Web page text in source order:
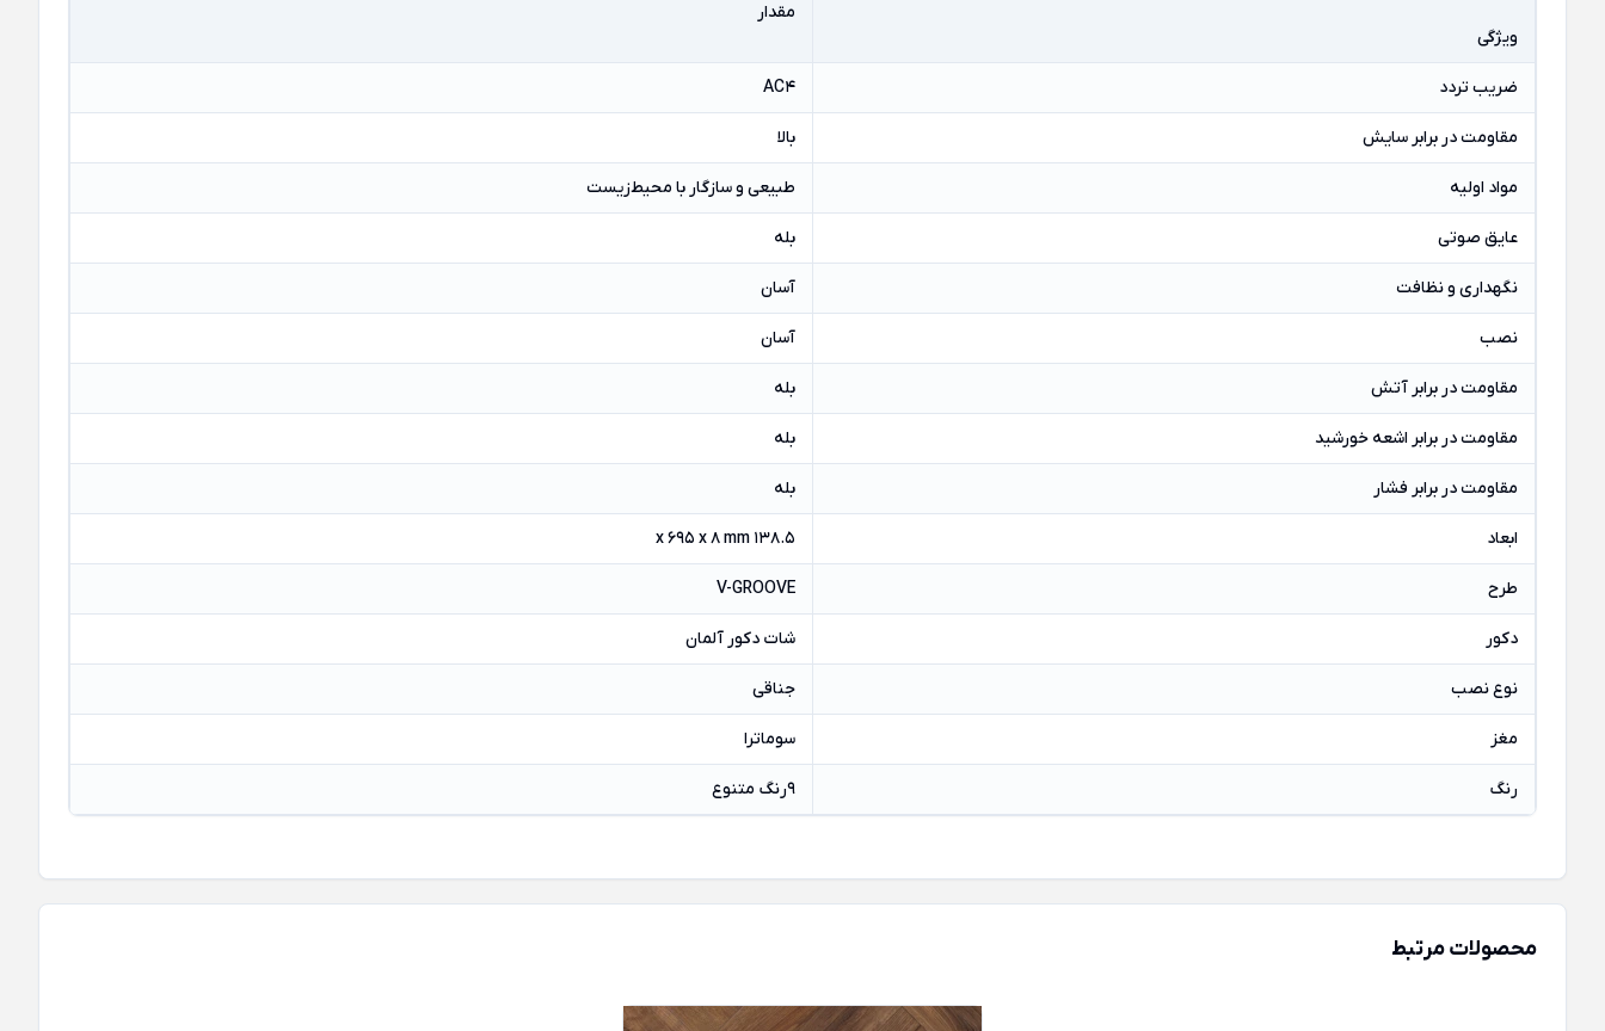
ویژگی
مقدار
ضریب تردد AC4
مقاومت در برابر سایش بالا
مواد اولیه طبیعی و سازگار با محیط‌زیست
عایق صوتی بله
نگهداری و نظافت آسان
نصب آسان
مقاومت در برابر آتش بله
مقاومت در برابر اشعه خورشید بله
مقاومت در برابر فشار بله
ابعاد 138.5 x 695 x 8 mm
طرح V-GROOVE
دکور شات دکور آلمان
نوع نصب جناقی
مغز سوماترا
رنگ 9رنگ متنوع
محصولات مرتبط